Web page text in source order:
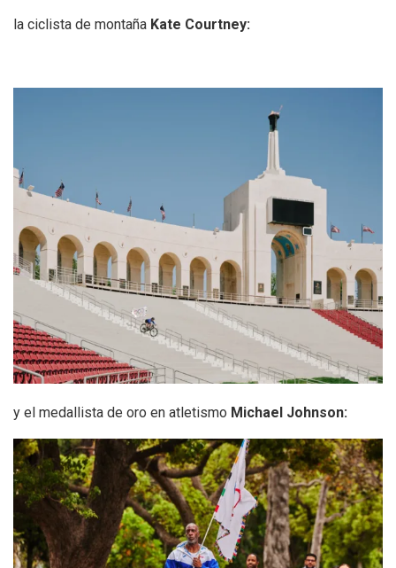
la ciclista de montaña Kate Courtney:
y el medallista de oro en atletismo Michael Johnson: